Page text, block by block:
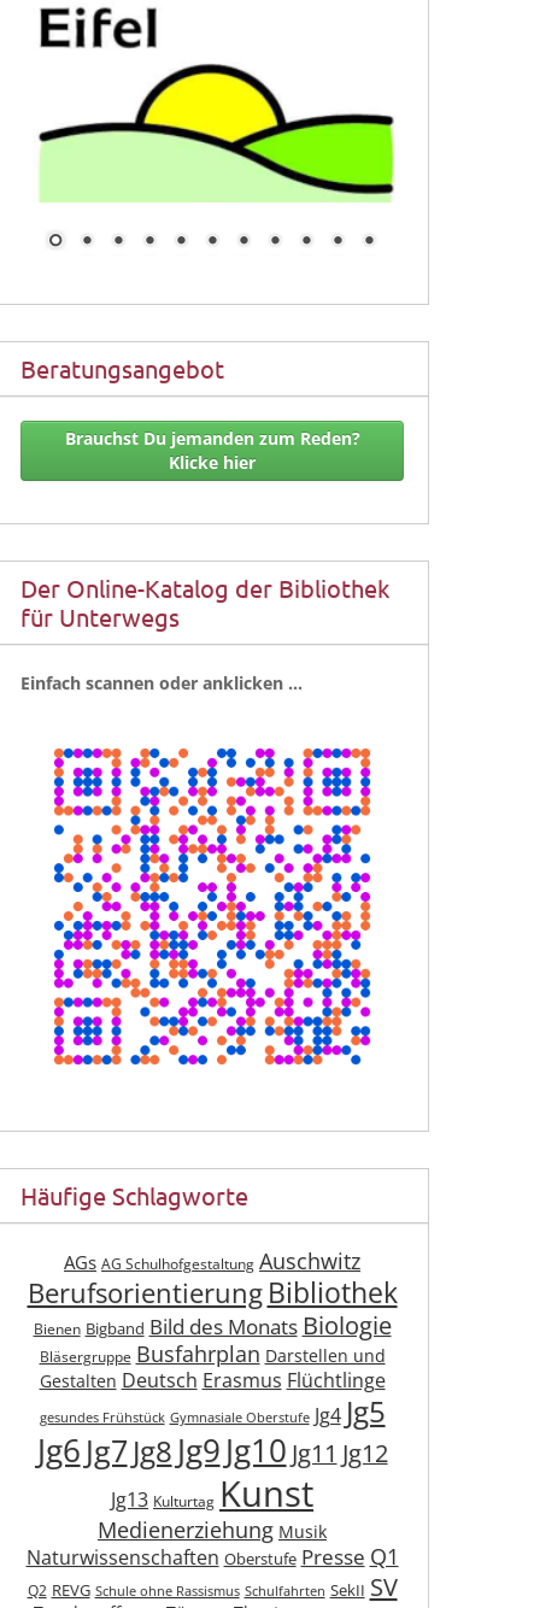
Beratungsangebot
Brauchst Du jemanden zum Reden?
Klicke hier
Der Online-Katalog der Bibliothek
für Unterwegs
Ein­fach scan­nen oder anklicken …
Häufige Schlagworte
AGs AG Schulhofgestaltung Auschwitz
Berufsorientierung Bibliothek
Bienen Bigband Bild des Monats Biologie
Bläsergruppe Busfahrplan Darstellen und
Gestalten Deutsch Erasmus Flüchtlinge
gesundes Frühstück Gymnasiale Oberstufe Jg4 Jg5
Jg6 Jg7 Jg8 Jg9Jg10 Jg11 Jg12
Jg13 Kulturtag Kunst
Medienerziehung Musik
Naturwissenschaften Oberstufe Presse Q1
Q2 REVG Schule ohne Rassismus Schulfahrten SekII SV